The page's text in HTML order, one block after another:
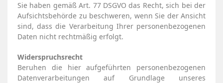
Sie haben gemäß Art. 77 DSGVO das Recht, sich bei der
Aufsichtsbehörde zu beschweren, wenn Sie der Ansicht
sind, dass die Verarbeitung Ihrer personenbezogenen
Daten nicht rechtmäßig erfolgt.
Widerspruchsrecht
Beruhen die hier aufgeführten personenbezogenen
Datenverarbeitungen auf Grundlage unseres